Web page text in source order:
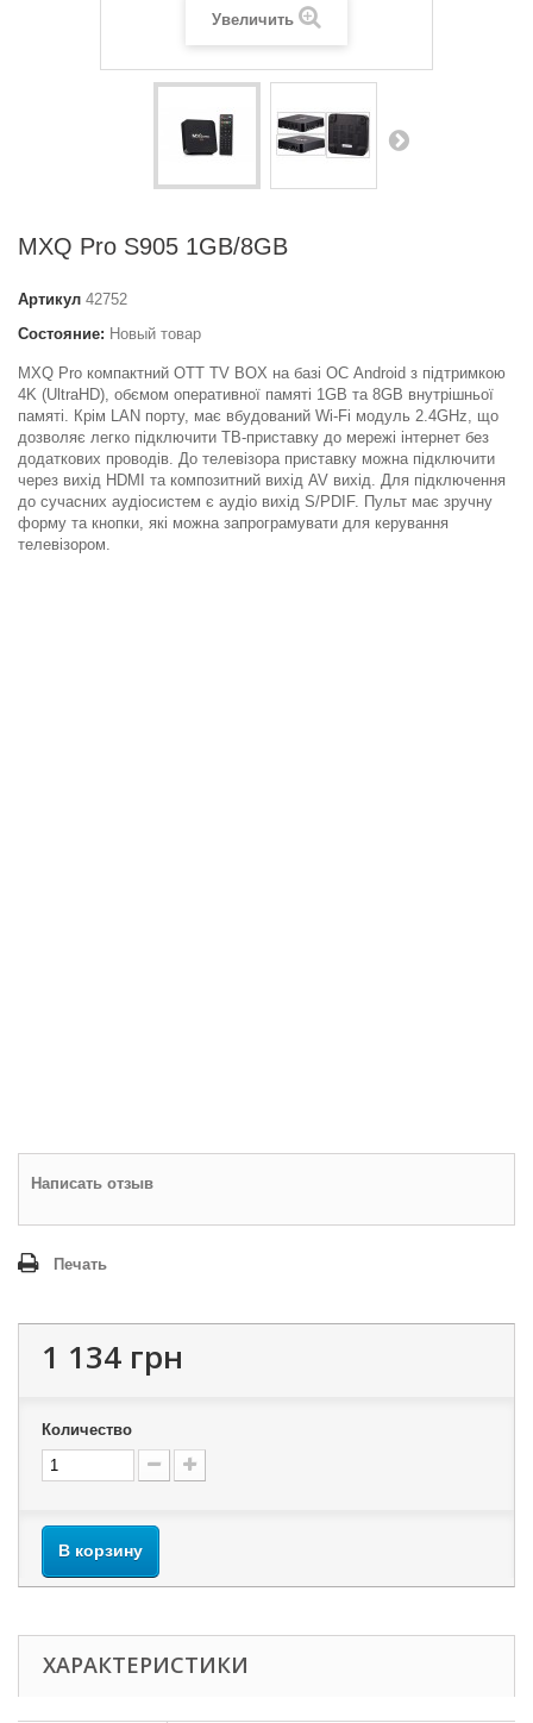
Увеличить
MXQ Pro S905 1GB/8GB
Артикул 42752
Состояние: Новый товар
MXQ Pro компактний OTT TV BOX на базі ОС Android з підтримкою
4K (UltraHD), обємом оперативної памяті 1GB та 8GB внутрішньої
памяті. Крім LAN порту, має вбудований Wi-Fi модуль 2.4GHz, що
дозволяє легко підключити ТВ-приставку до мережі інтернет без
додаткових проводів. До телевізора приставку можна підключити
через вихід HDMI та композитний вихід AV вихід. Для підключення
до сучасних аудіосистем є аудіо вихід S/PDIF. Пульт має зручну
форму та кнопки, які можна запрограмувати для керування
телевізором.
Написать отзыв
Печать
1 134 грн
Количество
В корзину
ХАРАКТЕРИСТИКИ